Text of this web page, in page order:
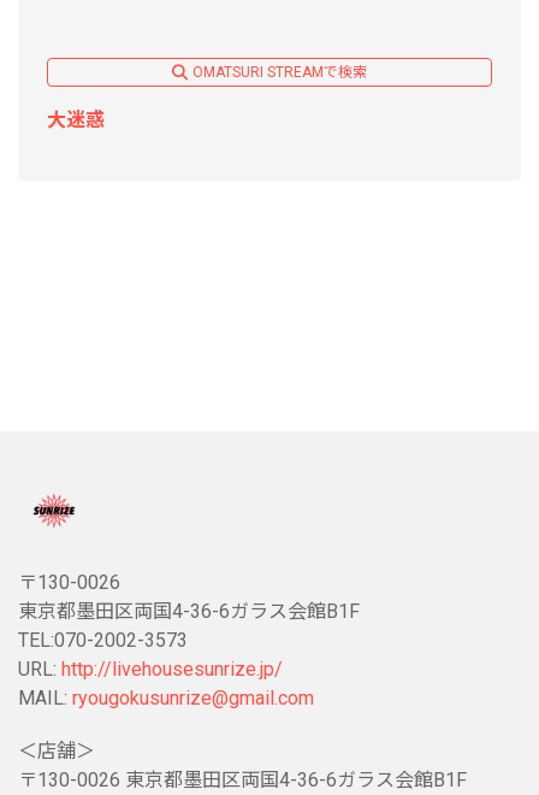
OMATSURI STREAMで検索
大迷惑
〒130-0026
東京都墨田区両国4-36-6ガラス会館B1F
TEL:070-2002-3573
URL: http://livehousesunrize.jp/
MAIL: ryougokusunrize@gmail.com
＜店舗＞
〒130-0026 東京都墨田区両国4-36-6ガラス会館B1F